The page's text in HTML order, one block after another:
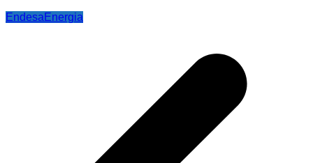
Endesa Energia